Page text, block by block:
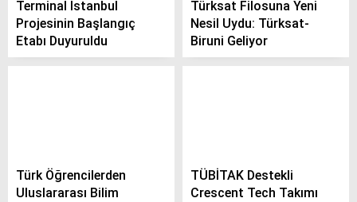
Terminal İstanbul
Projesinin Başlangıç
Etabı Duyuruldu
Türksat Filosuna Yeni
Nesil Uydu: Türksat-
Biruni Geliyor
Türk Öğrencilerden
Uluslararası Bilim
TÜBİTAK Destekli
Crescent Tech Takımı